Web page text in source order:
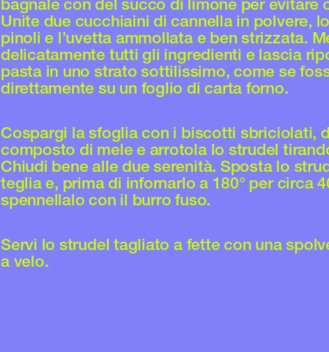
bagnale con del succo di limone per evitare
Unite due cucchiaini di cannella in polvere,
pinoli e l’uvetta ammollata e ben strizzata.
delicatamente tutti gli ingredienti e lascia
pasta in uno strato sottilissimo, come se
direttamente su un foglio di carta forno.
Cospargi la sfoglia con i biscotti sbriciolati,
composto di mele e arrotola lo strudel
Chiudi bene alle due serenità. Sposta lo
teglia e, prima di infornarlo a 180° per circa
spennellalo con il burro fuso.
Servi lo strudel tagliato a fette con una
a velo.